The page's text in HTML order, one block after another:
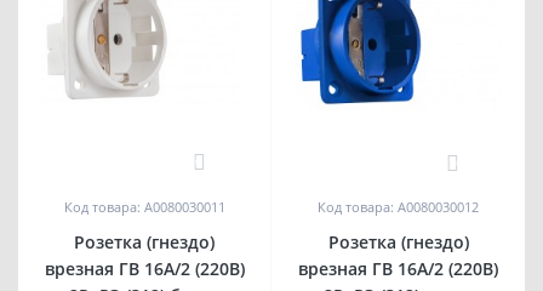
Код товара: A0080030011
Розетка (гнездо)
врезная ГВ 16А/2 (220В)
Код товара: A0080030012
Розетка (гнездо)
врезная ГВ 16А/2 (220В)